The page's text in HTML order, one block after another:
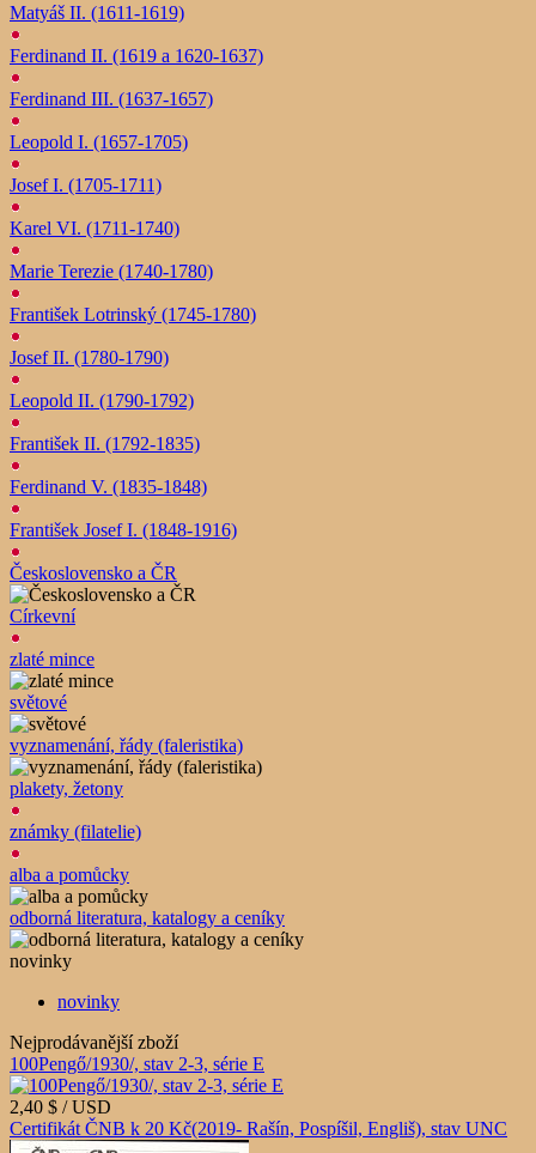
Matyáš II. (1611-1619)
Ferdinand II. (1619 a 1620-1637)
Ferdinand III. (1637-1657)
Leopold I. (1657-1705)
Josef I. (1705-1711)
Karel VI. (1711-1740)
Marie Terezie (1740-1780)
František Lotrinský (1745-1780)
Josef II. (1780-1790)
Leopold II. (1790-1792)
František II. (1792-1835)
Ferdinand V. (1835-1848)
František Josef I. (1848-1916)
Československo a ČR
Církevní
zlaté mince
světové
vyznamenání, řády (faleristika)
plakety, žetony
známky (filatelie)
alba a pomůcky
odborná literatura, katalogy a ceníky
novinky
novinky
Nejprodávanější zboží
100Pengő/1930/, stav 2-3, série E
2,40 $ / USD
Certifikát ČNB k 20 Kč(2019- Rašín, Pospíšil, Engliš), stav UNC